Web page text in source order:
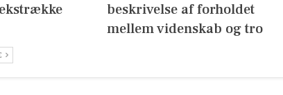
beskrivelse af forholdet
mellem videnskab og tro